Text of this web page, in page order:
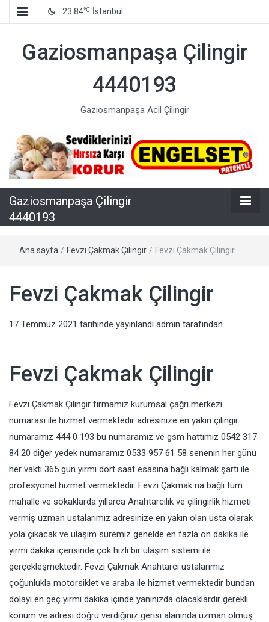
23.84℃ İstanbul
Gaziosmanpaşa Çilingir
4440193
Gaziosmanpaşa Acil Çilingir
Gaziosmanpaşa Çilingir
4440193
Ana sayfa / Fevzi Çakmak Çilingir / Fevzi Çakmak Çilingir
Fevzi Çakmak Çilingir
17 Temmuz 2021 tarihinde yayınlandı admin tarafından
Fevzi Çakmak Çilingir
Fevzi Çakmak Çilingir firmamız kurumsal çağrı merkezi
numarası ile hizmet vermektedir adresinize en yakın çilingir
numaramız 444 0 193 bu numaramız ve gsm hattımız 0542 317
84 20 diğer yedek numaramız 0533 957 61 58 senenin her günü
her vakti 365 gün yirmi dört saat esasına bağlı kalmak şartı ile
profesyonel hizmet vermektedir. Fevzi Çakmak na bağlı tüm
mahalle ve sokaklarda yıllarca Anahtarcılık ve çilingirlik hizmeti
vermiş uzman ustalarımız adresinize en yakın olan usta olarak
yola çıkacak ve ulaşım süremiz genelde en fazla on dakika ile
yirmi dakika içerisinde çok hızlı bir ulaşım sistemi ile
gerçekleşmektedir. Fevzi Çakmak Anahtarcı ustalarımız
çoğunlukla motorsiklet ve araba ile hizmet vermektedir bundan
dolayı en geç yirmi dakika içinde yanınızda olacaklardır gerekli
konum ve adresi doğru verdiğiniz gerisi alanında uzman olmuş